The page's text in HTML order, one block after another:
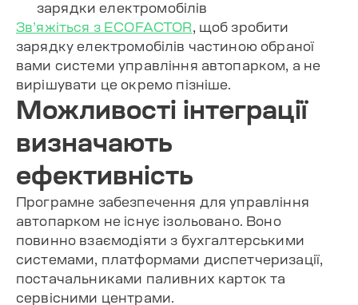
зарядки електромобілів
Зв’яжіться з ECOFACTOR , щоб зробити
зарядку електромобілів частиною обраної
вами системи управління автопарком, а не
вирішувати це окремо пізніше.
Можливості інтеграції
визначають
ефективність
Програмне забезпечення для управління
автопарком не існує ізольовано. Воно
повинно взаємодіяти з бухгалтерськими
системами, платформами диспетчеризації,
постачальниками паливних карток та
сервісними центрами.